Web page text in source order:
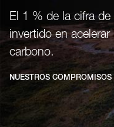
El 1 % de la cifra
invertido en
carbono.
NUESTROS COMPROMISOS